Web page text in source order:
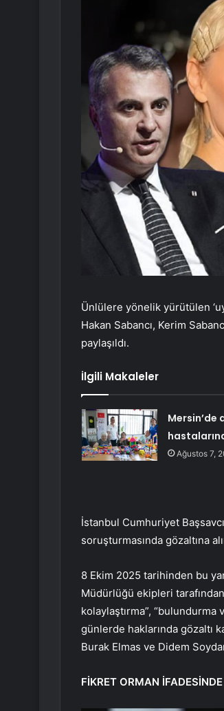
Ünlülere yönelik yürütülen
Hakan Sabancı, Kerim
paylaşıldı.
İlgili Makaleler
Mersin’de
Ağustos 7,
İstanbul Cumhuriyet
soruşturmasında gözaltına
8 Ekim 2025 tarihinden bu
Müdürlüğü ekipleri
kolaylaştırma”, “bulundurma
günlerde haklarında gözaltı
Burak Elmas ve Didem
FİKRET ORMAN